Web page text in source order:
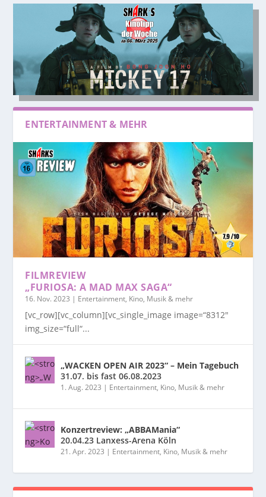
ENTERTAINMENT & MEHR
FILMREVIEW
„FURIOSA: A MAD MAX SAGA“
16. Nov. 2023 | Entertainment, Kino, Musik & mehr
[vc_row][vc_column][vc_single_image image=“8312″
img_size=“full“...
„WACKEN OPEN AIR 2023“ – Mein Tagebuch
31.07. bis fast 06.08.2023
1. Aug. 2023 | Entertainment, Kino, Musik & mehr
Konzertreview: „ABBAMania“
20.04.23 Lanxess-Arena Köln
21. Apr. 2023 | Entertainment, Kino, Musik & mehr